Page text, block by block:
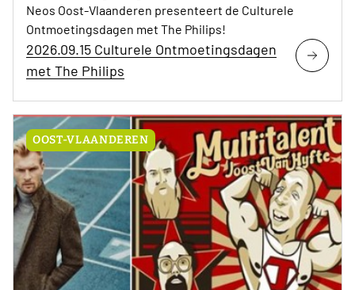
Neos Oost-Vlaanderen presenteert de Culturele
Ontmoetingsdagen met The Philips!
2026.09.15 Culturele Ontmoetingsdagen
met The Philips
OOST-VLAANDEREN